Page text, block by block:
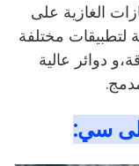
الغازية على
لتطبيقات مختلفة
دوائر عالية
سي: